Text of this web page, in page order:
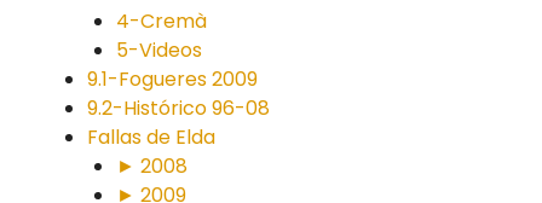
4-Cremà
5-Videos
9.1-Fogueres 2009
9.2-Histórico 96-08
Fallas de Elda
► 2008
► 2009